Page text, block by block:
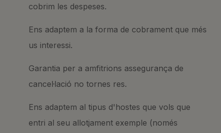
cobrim les despeses.
Ens adaptem a la forma de cobrament que més
us interessi.
Garantia per a amfitrions assegurança de
cancel·lació no tornes res.
Ens adaptem al tipus d'hostes que vols que
entri al seu allotjament exemple (només